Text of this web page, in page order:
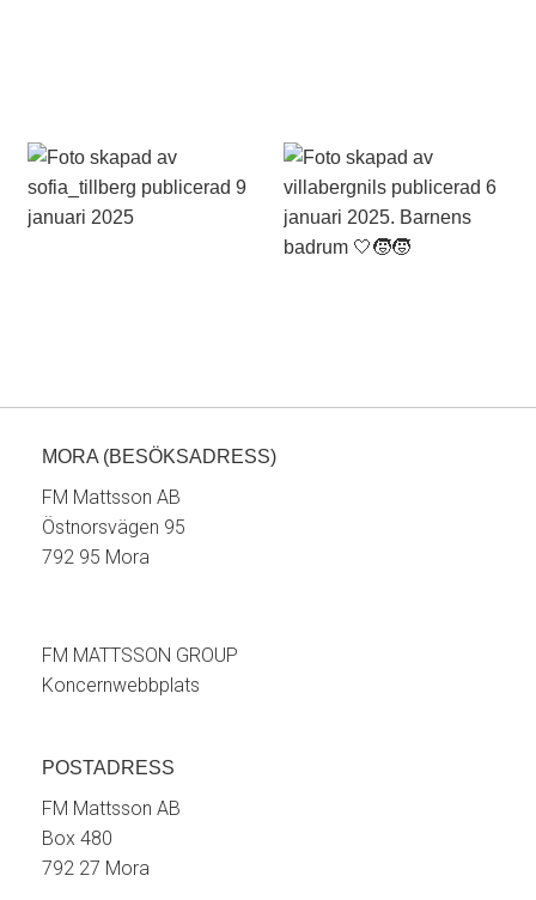
MORA (BESÖKSADRESS)
FM Mattsson AB
Östnorsvägen 95
792 95 Mora
FM MATTSSON GROUP
Koncernwebbplats
POSTADRESS
FM Mattsson AB
Box 480
792 27 Mora